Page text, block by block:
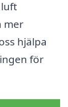
mer
hjälpa
för